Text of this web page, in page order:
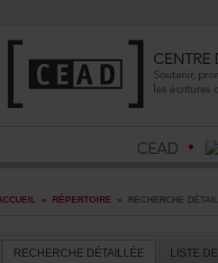
» RÉPERTOIRE »
RECHERCHEDÉTAILLÉE